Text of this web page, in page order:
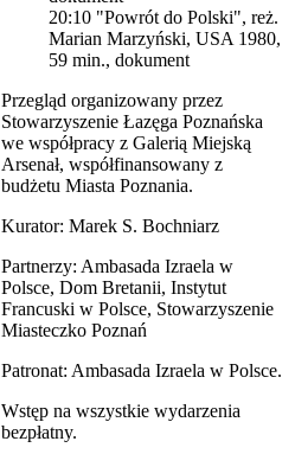
20:10 "Powrót do Polski", reż.
Marian Marzyński, USA 1980,
59 min., dokument
Przegląd organizowany przez
Stowarzyszenie Łazęga Poznańska
we współpracy z Galerią Miejską
Arsenał, współfinansowany z
budżetu Miasta Poznania.
Kurator: Marek S. Bochniarz
Partnerzy: Ambasada Izraela w
Polsce, Dom Bretanii, Instytut
Francuski w Polsce, Stowarzyszenie
Miasteczko Poznań
Patronat: Ambasada Izraela w Polsce.
Wstęp na wszystkie wydarzenia
bezpłatny.